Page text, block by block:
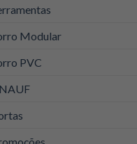
Modular
PVC